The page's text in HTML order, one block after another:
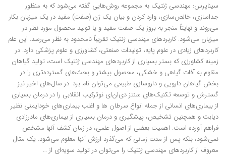
سیناپرس: مهندسی ژنتیک به مجموعه روش‌هایی گفته می‌شود که به منظور
جداسازی، خالص‌سازی، وارد کردن و بیان یک ژن (صفت) مفید در یک میزبان بکار
می‌روند و نهایتاً منجر به بروز یک صفت مفید و یا تولید محصول مورد نظر در
میزبان می‌شود. کاربردهای مهندسی ژنتیک تقریباً نامحدود به نظر می‌رسد. این علم
کاربردهای زیادی در علوم پایه، تولیدات صنعتی، کشاورزی و علوم پزشکی دارد. در
زمینه کشاورزی که بستر بسیاری از کاربردهای مهندسی ژنتیک است، تولید گیاهان
مقاوم به آفات گیاهی و خشکی، محصول بیشتر و بحث‌های گسترده‌تری را در
بخش گیاهان دارویی و داروسازی طبیعی می‌توان نام برد. در سال‌های اخیر نیز
گسترش و توسعه تکنیک‌های سنتز دی‌ان‌ای نوترکیب انقلابی را در درمان بسیاری
از بیماری‌های انسانی از جمله انواع سرطان ها و اغلب بیماری‌های خودایمنی نظیر
دیابت و همچنین تشخیص، پیشگیری و درمان بسیاری از بیماری‌های مادرزادی
فراهم آورده‌ است. اهمیت بعضی از اصول علمی، در زمان کشف آنها مشخص
نمی‌شود، بلکه پس از مدت زمانی که می‌گذرد ارزش آنها معلوم می‌شود. یک مثال
معروف از کاربردهای مهندسی ژنتیک را می‌توان در تولید سویه‌ای از …